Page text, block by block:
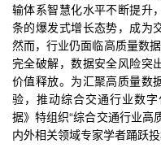
输体系智慧化水平不断提升
条的爆发式增长态势，成为
然而，行业仍面临高质量数
完全破解，数据安全风险突
价值释放。为汇聚高质量数
验，推动综合交通行业数
据》特组织“综合交通行业高
内外相关领域专家学者踊跃投